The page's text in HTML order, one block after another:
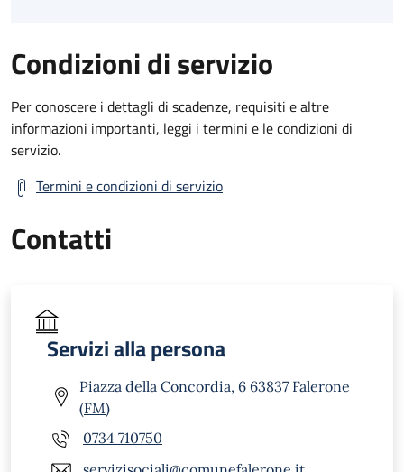
Condizioni di servizio
Per conoscere i dettagli di scadenze, requisiti e altre
informazioni importanti, leggi i termini e le condizioni di
servizio.
Termini e condizioni di servizio
Contatti
Servizi alla persona
Piazza della Concordia, 6 63837 Falerone
(FM)
0734 710750